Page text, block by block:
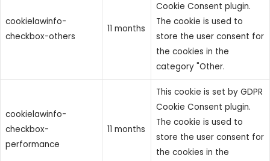
cookielawinfo-
checkbox-others
11 months
Cookie Consent plugin.
The cookie is used to
store the user consent for
the cookies in the
category "Other.
cookielawinfo-
checkbox-
performance
11 months
This cookie is set by GDPR
Cookie Consent plugin.
The cookie is used to
store the user consent for
the cookies in the